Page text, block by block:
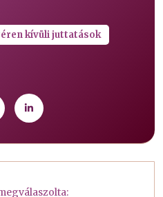
kívüli juttatások